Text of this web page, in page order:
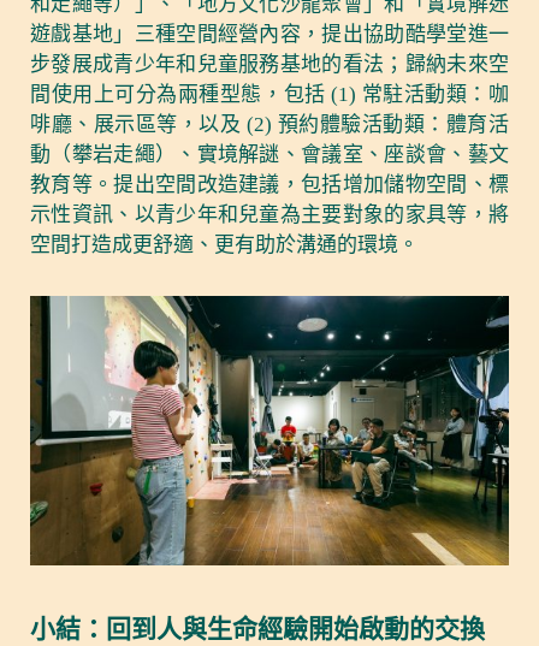
遊戲基地」三種空間經營內容，提出協助酷學堂進一
步發展成青少年和兒童服務基地的看法；歸納未來空
間使用上可分為兩種型態，包括 (1) 常駐活動類：咖
啡廳、展示區等，以及 (2) 預約體驗活動類：體育活
動（攀岩走繩）、實境解謎、會議室、座談會、藝文
教育等。提出空間改造建議，包括增加儲物空間、標
示性資訊、以青少年和兒童為主要對象的家具等，將
空間打造成更舒適、更有助於溝通的環境。
小結：回到人與生命經驗開始啟動的交換